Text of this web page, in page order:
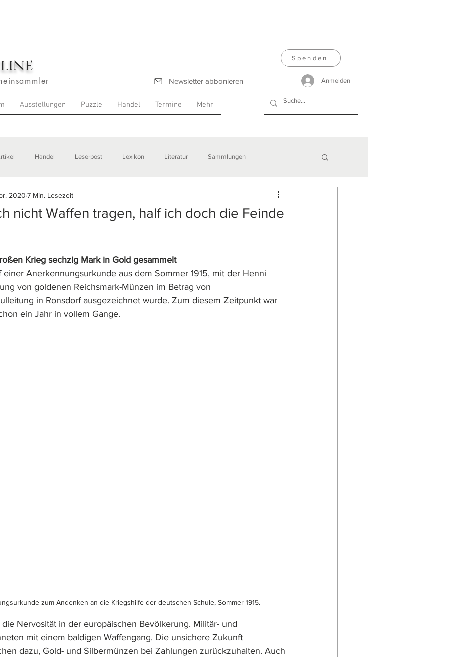
Newsletter abbonieren
Ausstellungen Puzzle Handel Termine Mehr
Spenden
Anmelden
Handel Leserpost Lexikon Literatur Sammlungen
nicht Waffen tragen, half ich doch die Feinde
2020 7 Min. Lesezeit
Krieg sechzig Mark in Gold gesammelt
Anerkennungsurkunde aus dem Sommer 1915, mit der Henni
von goldenen Reichsmark-Münzen im Betrag von
in Ronsdorf ausgezeichnet wurde. Zum diesem Zeitpunkt war
ein Jahr in vollem Gange.
zum Andenken an die Kriegshilfe der deutschen Schule, Sommer 1915.
die Nervosität in der europäischen Bevölkerung. Militär- und
mit einem baldigen Waffengang. Die unsichere Zukunft
dazu, Gold- und Silbermünzen bei Zahlungen zurückzuhalten. Auch